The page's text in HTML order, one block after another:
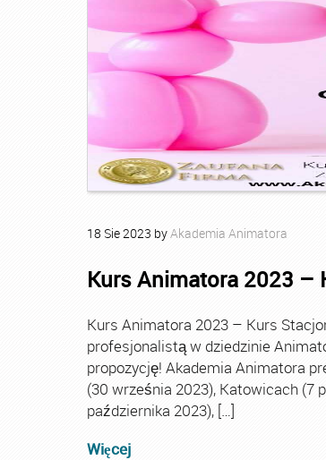
18 Sie2023 byAkademia Animatora
Kurs Animatora 2023 –
Kurs Animatora 2023 – Kurs
profesjonalistą w dziedzinie
propozycję! Akademia Animatora
(30 września 2023), Katowicach (7
października 2023), […]
Więcej